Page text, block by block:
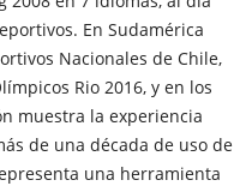
En Sudamérica
Nacionales de Chile,
Rio 2016, y en los
muestra la experiencia
de una década de uso de
una herramienta